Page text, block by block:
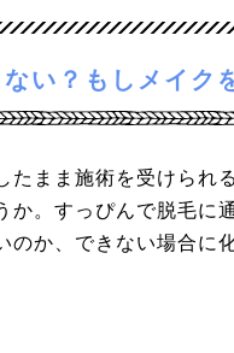
い？もしメイク
たまま施術を受けられ
か。すっぴんで脱毛に
のか、できない場合に